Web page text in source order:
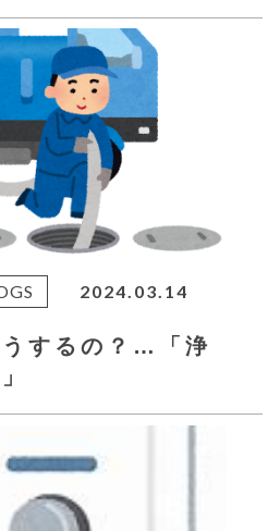
2024.03.14
するの？…「浄